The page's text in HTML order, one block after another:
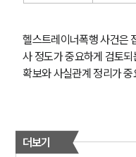
헬스트레이너폭행 사건은
사 정도가 중요하게 검토
확보와 사실관계 정리가 중
더보기